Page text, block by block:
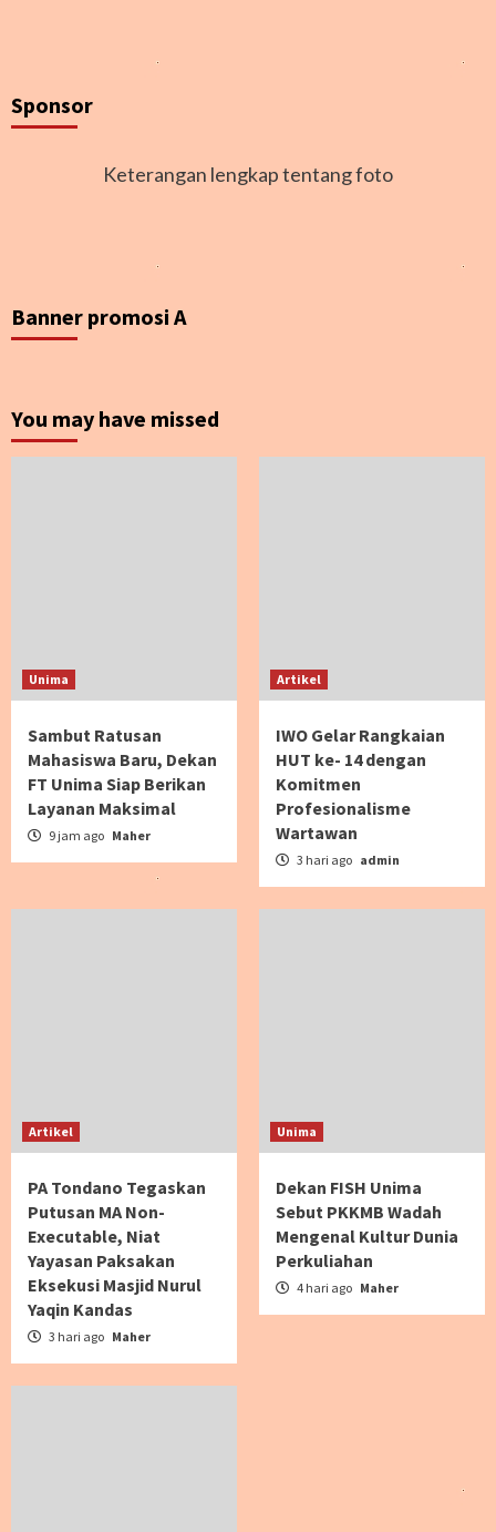
Sponsor
Keterangan lengkap tentang foto
Banner promosi A
You may have missed
Unima
Sambut Ratusan
Mahasiswa Baru, Dekan
FT Unima Siap Berikan
Layanan Maksimal
9 jam ago Maher
Artikel
IWO Gelar Rangkaian
HUT ke- 14 dengan
Komitmen
Profesionalisme
Wartawan
3 hari ago admin
Artikel
PA Tondano Tegaskan
Putusan MA Non-
Executable, Niat
Yayasan Paksakan
Eksekusi Masjid Nurul
Yaqin Kandas
3 hari ago Maher
Unima
Dekan FISH Unima
Sebut PKKMB Wadah
Mengenal Kultur Dunia
Perkuliahan
4 hari ago Maher